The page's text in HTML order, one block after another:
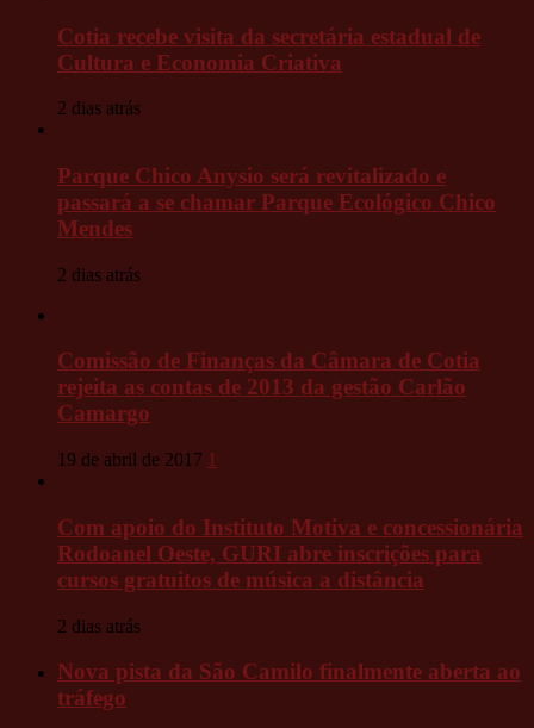
Cotia recebe visita da secretária estadual de
Cultura e Economia Criativa
2 dias atrás
Parque Chico Anysio será revitalizado e
passará a se chamar Parque Ecológico Chico
Mendes
2 dias atrás
Comissão de Finanças da Câmara de Cotia
rejeita as contas de 2013 da gestão Carlão
Camargo
19 de abril de 2017 1
Com apoio do Instituto Motiva e concessionária
Rodoanel Oeste, GURI abre inscrições para
cursos gratuitos de música a distância
2 dias atrás
Nova pista da São Camilo finalmente aberta ao
tráfego